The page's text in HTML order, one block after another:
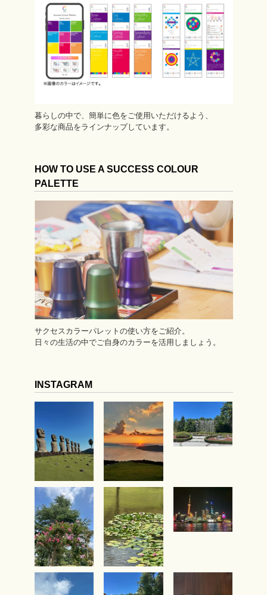
暮らしの中で、簡単に色をご使用いただけるよう、
多彩な商品をラインナップしています。
HOW TO USE A SUCCESS COLOUR
PALETTE
サクセスカラーパレットの使い方をご紹介。
日々の生活の中でご自身のカラーを活用しましょう。
INSTAGRAM